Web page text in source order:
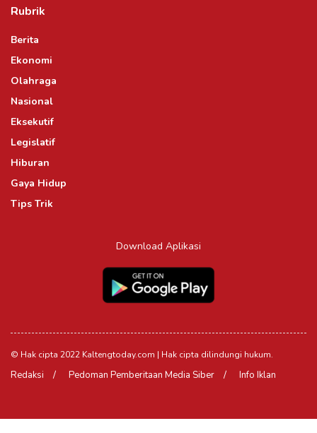
Rubrik
Berita
Ekonomi
Olahraga
Nasional
Eksekutif
Legislatif
Hiburan
Gaya Hidup
Tips Trik
Download Aplikasi
© Hak cipta 2022 Kaltengtoday.com | Hak cipta dilindungi hukum.
Redaksi Pedoman Pemberitaan Media Siber Info Iklan